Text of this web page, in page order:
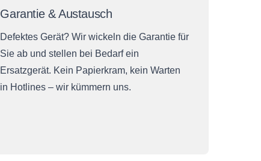
Garantie & Austausch
Defektes Gerät? Wir wickeln die Garantie für
Sie ab und stellen bei Bedarf ein
Ersatzgerät. Kein Papierkram, kein Warten
in Hotlines – wir kümmern uns.